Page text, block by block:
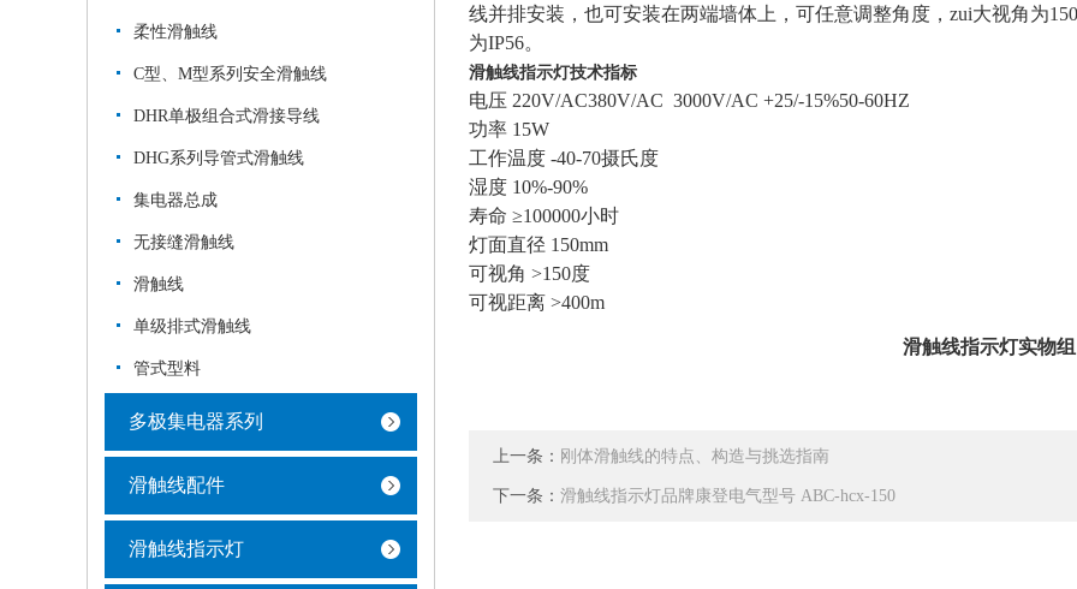
柔性滑触线
C型、M型系列安全滑触线
DHR单极组合式滑接导线
DHG系列导管式滑触线
集电器总成
无接缝滑触线
滑触线
单级排式滑触线
管式型料
多极集电器系列
滑触线配件
滑触线指示灯
线并排安装，也可安装在两端墙体上，可任意调整角度，zui大视角为
为IP56。
滑触线指示灯技术指标
电压 220V/AC380V/AC 3000V/AC +25/-15%50-60HZ
功率 15W
工作温度 -40-70摄氏度
湿度 10%-90%
寿命 ≥100000小时
灯面直径 150mm
可视角 >150度
可视距离 >400m
滑触线指示灯实物
上一条： 刚体滑触线的特点、构造与挑选指南
下一条： 滑触线指示灯品牌康登电气型号 ABC-hcx-150